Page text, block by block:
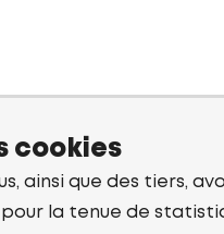
cookies
ainsi que des tiers,
pour la tenue de